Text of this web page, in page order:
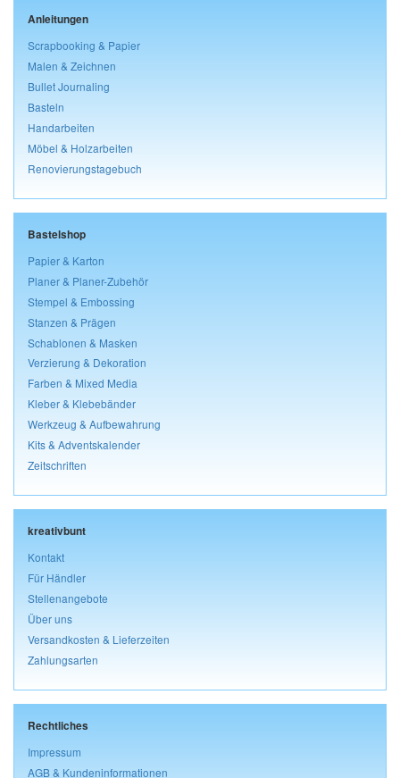
Anleitungen
Scrapbooking & Papier
Malen & Zeichnen
Bullet Journaling
Basteln
Handarbeiten
Möbel & Holzarbeiten
Renovierungstagebuch
Bastelshop
Papier & Karton
Planer & Planer-Zubehör
Stempel & Embossing
Stanzen & Prägen
Schablonen & Masken
Verzierung & Dekoration
Farben & Mixed Media
Kleber & Klebebänder
Werkzeug & Aufbewahrung
Kits & Adventskalender
Zeitschriften
kreativbunt
Kontakt
Für Händler
Stellenangebote
Über uns
Versandkosten & Lieferzeiten
Zahlungsarten
Rechtliches
Impressum
AGB & Kundeninformationen